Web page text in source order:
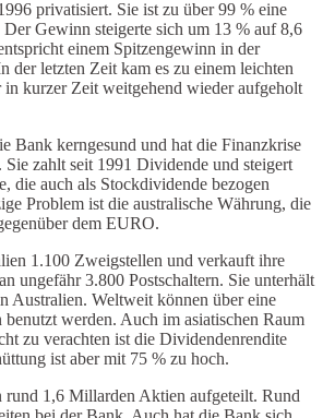
privatisiert. Sie ist zu über 99 % eine
Gewinn steigerte sich um 13 % auf 8,6
einem Spitzengewinn in der
der letzten Zeit kam es zu einem leichten
in kurzer Zeit weitgehend wieder aufgeholt
Bank kerngesund und hat die Finanzkrise
Sie zahlt seit 1991 Dividende und steigert
die auch als Stockdividende bezogen
Problem ist die australische Währung, die
dem EURO.
1.100 Zweigstellen und verkauft ihre
ungefähr 3.800 Postschaltern. Sie unterhält
Australien. Weltweit können über eine
werden. Auch im asiatischen Raum
zu verachten ist die Dividendenrendite
ist aber mit 75 % zu hoch.
rund 1,6 Millarden Aktien aufgeteilt. Rund